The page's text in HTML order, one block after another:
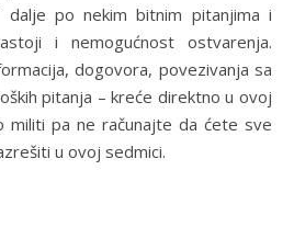
po nekim bitnim pitanjima i
i nemogućnost ostvarenja.
dogovora, povezivanja sa
pitanja – kreće direktno u ovoj
militi pa ne računajte da ćete sve
u ovoj sedmici.